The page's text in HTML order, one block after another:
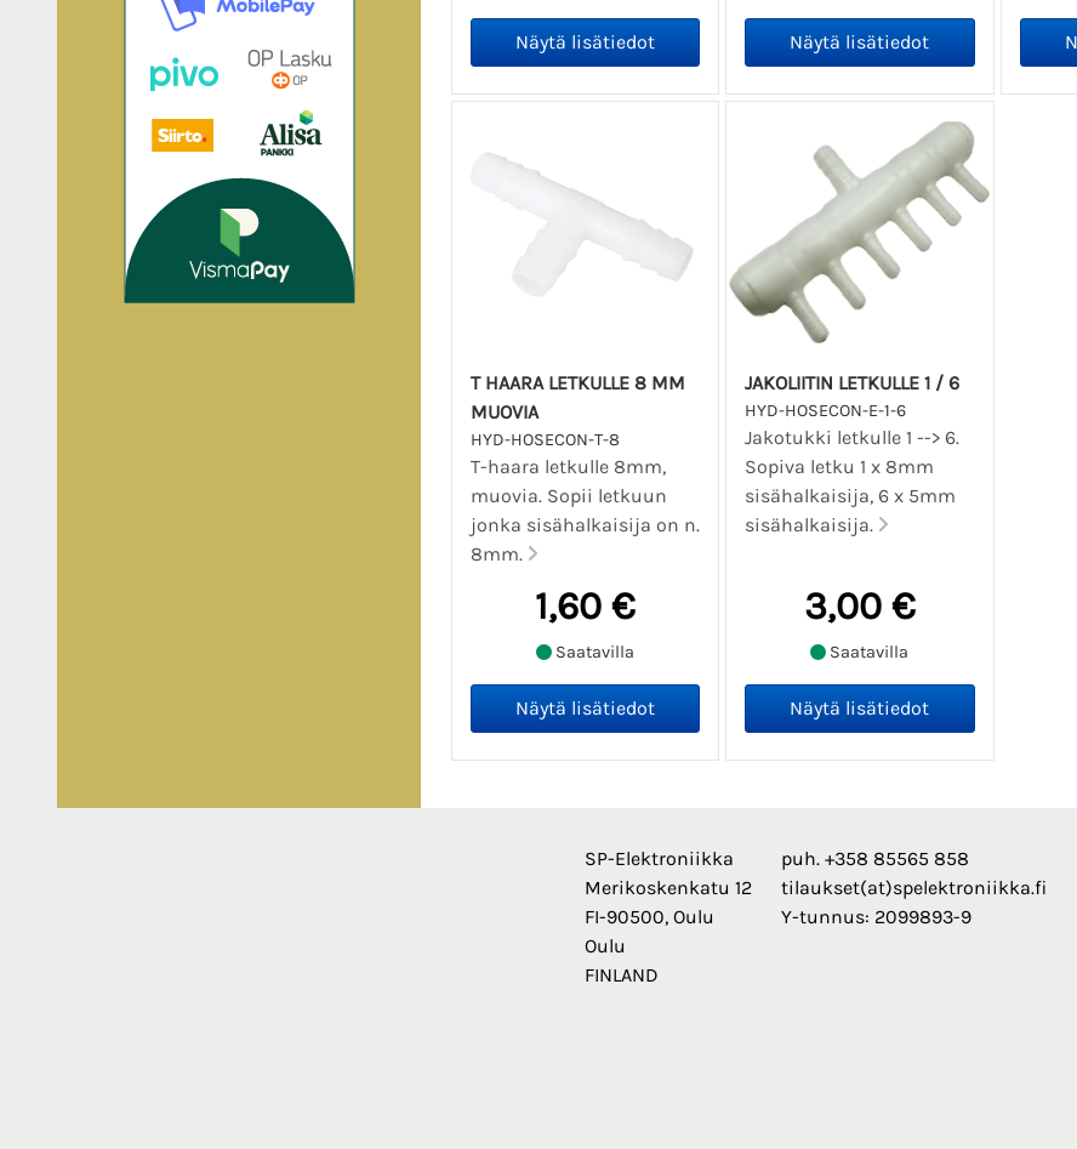
T HAARA LETKULLE 8 MM
MUOVIA
HYD-HOSECON-T-8
T-haara letkulle 8mm,
muovia. Sopii letkuun
jonka sisähalkaisija on n.
8mm.
1,60 €
Saatavilla
JAKOLIITIN LETKULLE 1 / 6
HYD-HOSECON-E-1-6
Jakotukki letkulle 1 --> 6.
Sopiva letku 1 x 8mm
sisähalkaisija, 6 x 5mm
sisähalkaisija.
3,00 €
Saatavilla
SP-Elektroniikka
Merikoskenkatu 12
FI-90500, Oulu
Oulu
FINLAND
puh. +358 85565 858
tilaukset(at)spelektroniikka.fi
Y-tunnus: 2099893-9